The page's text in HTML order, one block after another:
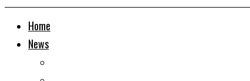
Home
News